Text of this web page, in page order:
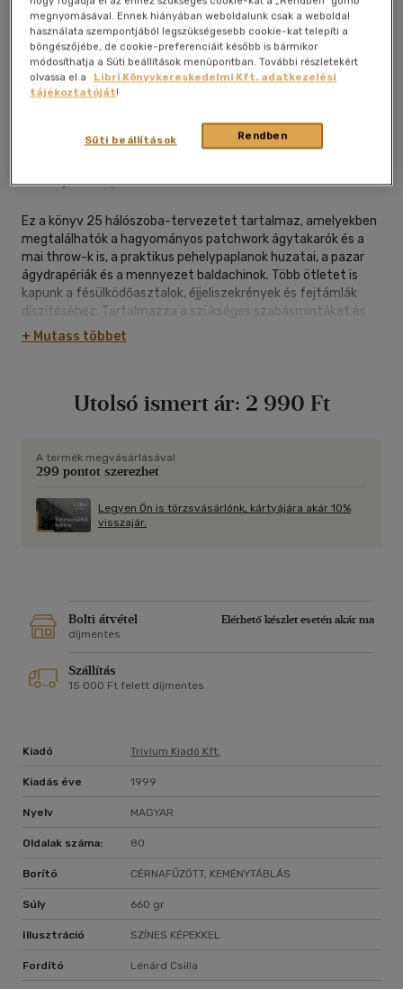
Kívánságlistához adom
keménytáblás|80 oldal
Ez a könyv 25 hálószoba-tervezetet tartalmaz, amelyekben
megtalálhatók a hagyományos patchwork ágytakarók és a
mai throw-k is, a praktikus pehelypaplanok huzatai, a pazar
ágydrapériák és a mennyezet baldachinok. Több ötletet is
kapunk a fésülködőasztalok, éjjeliszekrények és fejtámlák
díszítéséhez. Tartalmazza a szükséges szabásmintákat és
az alapvető varrásmódokat. Ezen kívül részletes segítséget
nyújt a párnák leméréshez és az anyag kiválasztásához.
+ Mutass többet
Utolsó ismert ár: 2 990 Ft
A termék megvásárlásával
299 pontot szerezhet
Legyen Ön is törzsvásárlónk, kártyájára akár 10%
visszajár.
Bolti átvétel
Elérhető készlet esetén akár ma
díjmentes
Szállítás
15 000 Ft felett díjmentes
Kiadó Trivium Kiadó Kft.
Kiadás éve 1999
Nyelv MAGYAR
Oldalak száma: 80
Borító CÉRNAFŰZÖTT, KEMÉNYTÁBLÁS
Súly 660 gr
Illusztráció SZÍNES KÉPEKKEL
Fordító Lénárd Csilla
megnyomásával. Ennek hiányában weboldalunk csak a weboldal
használata szempontjából legszükségesebb cookie-kat telepíti a
böngészőjébe, de cookie-preferenciáit később is bármikor
módosíthatja a Süti beállítások menüpontban. További részletekért
olvassa el a
Libri Könyvkereskedelmi Kft. adatkezelési
tájékoztatóját!
Rendben
Süti beállítások